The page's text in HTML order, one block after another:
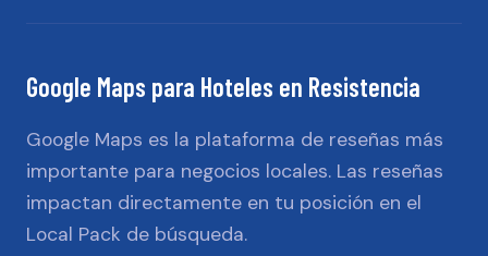
Google Maps para Hoteles en Resistencia
Google Maps es la plataforma de reseñas más
importante para negocios locales. Las reseñas
impactan directamente en tu posición en el
Local Pack de búsqueda.